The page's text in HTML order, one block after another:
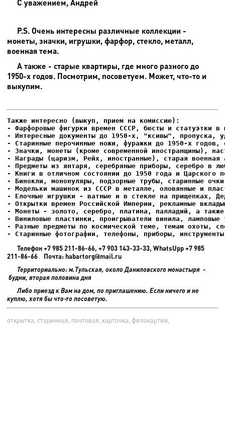
С уважением, Андрей
P.S. Очень интересны различные коллекции -
монеты, значки, игрушки, фарфор, стекло, металл,
военная тема.
А также - старые квартиры, где много разного до
1950-х годов. Посмотрим, посоветуем. Может, что-то и
выкупим.
- Фарфоровые фигурки времен СССР, бюсты и статуэтки в
- Интересные документы до 1950-х, "ксивы", пропуска,
- Елочные игрушки - ватные и в стекле на прищепках,
- Старинные фотографии, телефоны, приборы,
Телефон +7 985 211-86-66, +7 903 143-33-33, WhatsUpp +7 985
211-86-66 Почта: habartorg@mail.ru
Территориально: м.Тульская, около Даниловского монастыря -
будни, вторая половина дня
Либо приезд к Вам на дом, по приглашению. Если ничего и не
куплю, хотя бы что-то посоветую.
открытка, старинная, почтовая, карточка, филокартия,